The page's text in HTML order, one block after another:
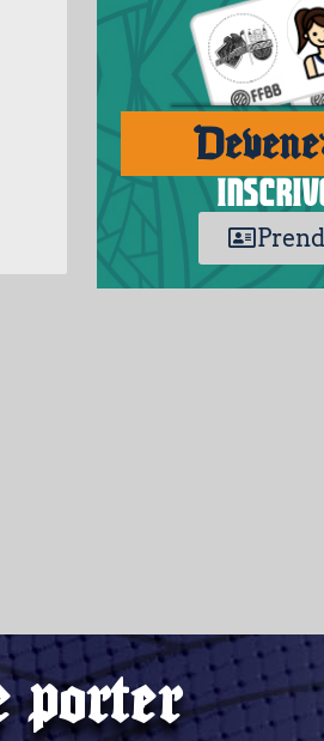
porter